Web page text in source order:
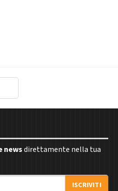
newsdirettamente nella tua
ISCRIVITI